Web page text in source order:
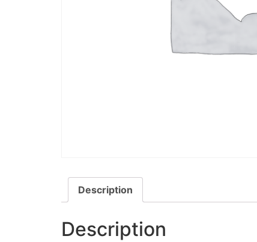
Description
Description